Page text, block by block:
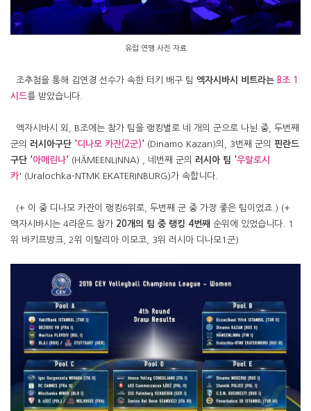
유럽 연맹 사진 자료
조추첨을 통해 김연경 선수가 속한 터키 배구 팀 엑자시바시 비트라는 B조 1
시드를 받았습니다.
엑자시바시 외, B조에는 참가 팀을 랭킹별로 네 개의 군으로 나뉜 중, 두번째
군의 러시아구단 '디나모 카잔(2군)' (Dinamo Kazan)의, 3번째 군의 핀란드
구단 '아메린나' (HÄMEENLINNA) , 네번째 군의 러시아 팀 '우랄로시
카' (Uralochka-NTMK EKATERINBURG)가 속합니다.
(+ 이 중 디나모 카잔이 랭킹6위로, 두번째 군 중 가장 좋은 팀이었죠.) (+
엑자시바시는 4라운드 참가 20개의 팀 중 랭킹 4번째 순위에 있었습니다. 1
위 바키프방크, 2위 이탈리아 이모코, 3위 러시아 디나모1군)